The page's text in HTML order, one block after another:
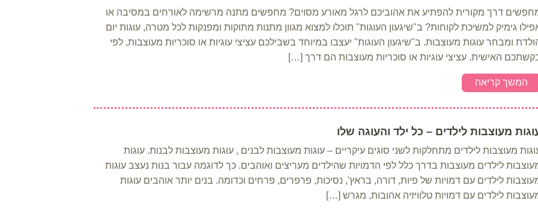
דרך מקורית להפתיע את אהוביכם לרגל מאורע מסוים? מחפשים מתנה מרשימה לאורחים במסיבה או
גימיק למשיכת לקוחות? ב"שיגעון העוגות" תוכלו למצוא מגוון מתנות מתוקות ומפנקות לכל מטרה, עוגות יום
ומבחר עוגות מעוצבות. ב"שיגעון העוגות" יעצבו במיוחד בשבילכם עציצי עוגיות או סוכריות מעוצבות, לפי
האישית. עציצי עוגיות או סוכריות מעוצבות הם דרך […]
המשך קריאה
מעוצבות לילדים – כל ילד והעוגה שלו
מעוצבות לילדים מתחלקות לשני סוגים עיקריים – עוגות מעוצבות לבנים , עוגות מעוצבות לבנות. עוגות
לילדים מעוצבות בדרך כלל לפי הדמויות שהילדים מעריצים ואוהבים. כך לדוגמה עבור בנות נעצב עוגות
לילדים עם דמויות של פיות, דורה, בראץ', נסיכות, פרפרים, פרחים וכדומה. בנים יותר אוהבים עוגות
לילדים עם דמויות טלוויזיה אהובות, מגרש […]